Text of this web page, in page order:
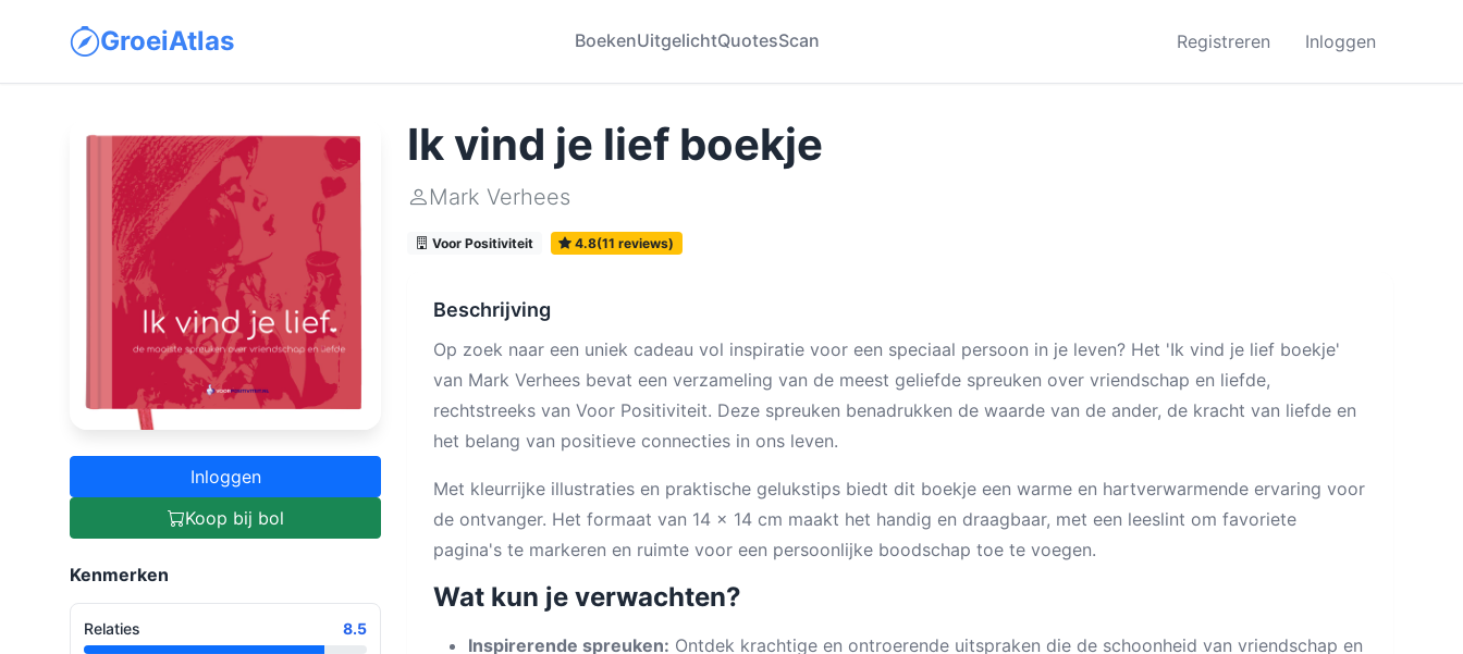
GroeiAtlas BoekenUitgelichtQuotesScan Registreren Inloggen
Inloggen
Koop bij bol
Kenmerken
Relaties 8.5
Ik vind je lief boekje
Mark Verhees
Voor Positiviteit 4.8(11 reviews)
Beschrijving
Op zoek naar een uniek cadeau vol inspiratie voor een speciaal persoon in je leven? Het 'Ik vind je lief boekje'
van Mark Verhees bevat een verzameling van de meest geliefde spreuken over vriendschap en liefde,
rechtstreeks van Voor Positiviteit. Deze spreuken benadrukken de waarde van de ander, de kracht van liefde en
het belang van positieve connecties in ons leven.
Met kleurrijke illustraties en praktische gelukstips biedt dit boekje een warme en hartverwarmende ervaring voor
de ontvanger. Het formaat van 14 x 14 cm maakt het handig en draagbaar, met een leeslint om favoriete
pagina's te markeren en ruimte voor een persoonlijke boodschap toe te voegen.
Wat kun je verwachten?
Inspirerende spreuken: Ontdek krachtige en ontroerende uitspraken die de schoonheid van vriendschap en